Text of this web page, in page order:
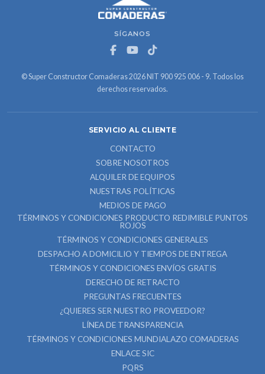
SÍGANOS
© Super Constructor Comaderas 2026 NIT 900 925 006 - 9. Todos los
derechos reservados.
SERVICIO AL CLIENTE
CONTACTO
SOBRE NOSOTROS
ALQUILER DE EQUIPOS
NUESTRAS POLÍTICAS
MEDIOS DE PAGO
TÉRMINOS Y CONDICIONES PRODUCTO REDIMIBLE PUNTOS
ROJOS
TÉRMINOS Y CONDICIONES GENERALES
DESPACHO A DOMICILIO Y TIEMPOS DE ENTREGA
TÉRMINOS Y CONDICIONES ENVÍOS GRATIS
DERECHO DE RETRACTO
PREGUNTAS FRECUENTES
¿QUIERES SER NUESTRO PROVEEDOR?
LÍNEA DE TRANSPARENCIA
TÉRMINOS Y CONDICIONES MUNDIALAZO COMADERAS
ENLACE SIC
PQRS